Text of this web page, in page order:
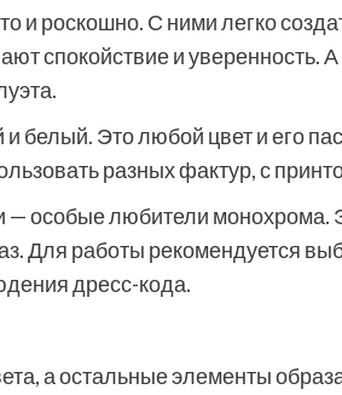
и роскошно. С ними легко
спокойствие и уверенность.
белый. Это любой цвет и его
разных фактур, с
особые любители монохрома.
Для работы рекомендуется
дресс-кода.
а остальные элементы